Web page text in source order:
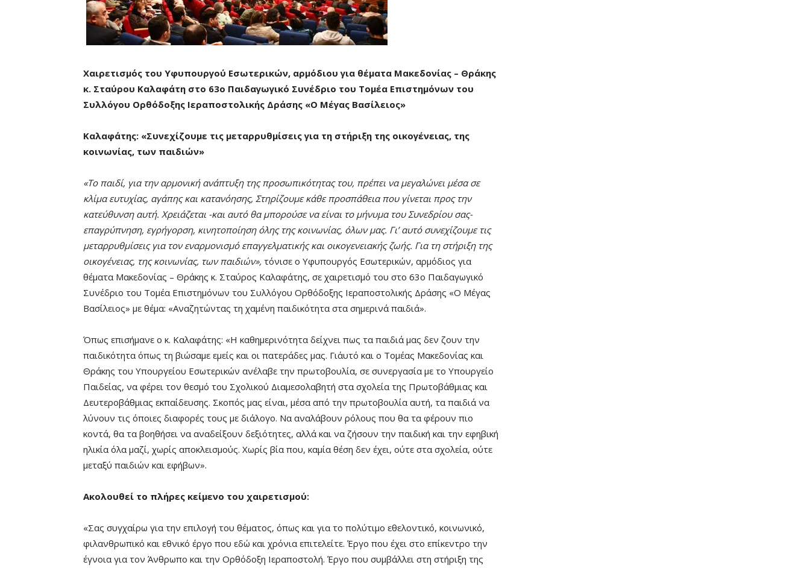
Χαιρετισμός του Υφυπουργού Εσωτερικών, αρμόδιου για θέματα Μακεδονίας – Θράκης
κ. Σταύρου Καλαφάτη στο 63ο Παιδαγωγικό Συνέδριο του Τομέα Επιστημόνων του
Συλλόγου Ορθόδοξης Ιεραποστολικής Δράσης «Ο Μέγας Βασίλειος»
Καλαφάτης: «Συνεχίζουμε τις μεταρρυθμίσεις για τη στήριξη της οικογένειας, της
κοινωνίας, των παιδιών»
«Το παιδί, για την αρμονική ανάπτυξη της προσωπικότητας του, πρέπει να μεγαλώνει μέσα σε
κλίμα ευτυχίας, αγάπης και κατανόησης, Στηρίζουμε κάθε προσπάθεια που γίνεται προς την
κατεύθυνση αυτή. Χρειάζεται -και αυτό θα μπορούσε να είναι το μήνυμα του Συνεδρίου σας-
επαγρύπνηση, εγρήγορση, κινητοποίηση όλης της κοινωνίας, όλων μας. Γι’ αυτό συνεχίζουμε τις
μεταρρυθμίσεις για τον εναρμονισμό επαγγελματικής και οικογενειακής ζωής. Για τη στήριξη της
οικογένειας, της κοινωνίας, των παιδιών», τόνισε ο Υφυπουργός Εσωτερικών, αρμόδιος για
θέματα Μακεδονίας – Θράκης κ. Σταύρος Καλαφάτης, σε χαιρετισμό του στο 63ο Παιδαγωγικό
Συνέδριο του Τομέα Επιστημόνων του Συλλόγου Ορθόδοξης Ιεραποστολικής Δράσης «Ο Μέγας
Βασίλειος» με θέμα: «Αναζητώντας τη χαμένη παιδικότητα στα σημερινά παιδιά».
Όπως επισήμανε ο κ. Καλαφάτης: «Η καθημερινότητα δείχνει πως τα παιδιά μας δεν ζουν την
παιδικότητα όπως τη βιώσαμε εμείς και οι πατεράδες μας. Γι΄αυτό και ο Τομέας Μακεδονίας και
Θράκης του Υπουργείου Εσωτερικών ανέλαβε την πρωτοβουλία, σε συνεργασία με το Υπουργείο
Παιδείας, να φέρει τον θεσμό του Σχολικού Διαμεσολαβητή στα σχολεία της Πρωτοβάθμιας και
Δευτεροβάθμιας εκπαίδευσης. Σκοπός μας είναι, μέσα από την πρωτοβουλία αυτή, τα παιδιά να
λύνουν τις όποιες διαφορές τους με διάλογο. Να αναλάβουν ρόλους που θα τα φέρουν πιο
κοντά, θα τα βοηθήσει να αναδείξουν δεξιότητες, αλλά και να ζήσουν την παιδική και την εφηβική
ηλικία όλα μαζί, χωρίς αποκλεισμούς. Χωρίς βία που, καμία θέση δεν έχει, ούτε στα σχολεία, ούτε
μεταξύ παιδιών και εφήβων».
Ακολουθεί το πλήρες κείμενο του χαιρετισμού:
«Σας συγχαίρω για την επιλογή του θέματος, όπως και για το πολύτιμο εθελοντικό, κοινωνικό,
φιλανθρωπικό και εθνικό έργο που εδώ και χρόνια επιτελείτε. Έργο που έχει στο επίκεντρο την
έγνοια για τον Άνθρωπο και την Ορθόδοξη Ιεραποστολή. Έργο που συμβάλλει στη στήριξη της